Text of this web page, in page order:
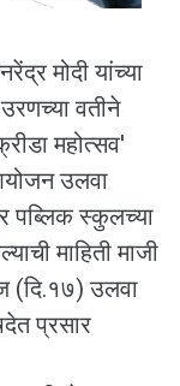
मोदी यांच्या
वतीने
महोत्सव'
उलवा
पब्लिक स्कुलच्या
माहिती माजी
(दि.१७) उलवा
प्रसार